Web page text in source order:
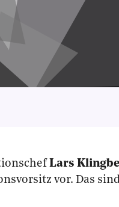
Lars
vor. Das